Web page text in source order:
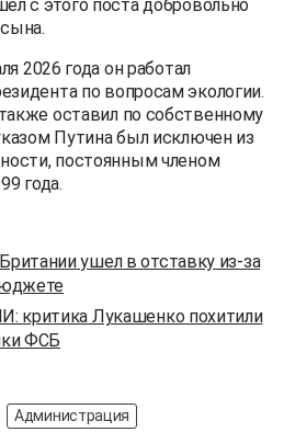
с этого поста добровольно
2026 года он работал
по вопросам экологии.
оставил по собственному
Путина был исключен из
постоянным членом
года.
ушел в отставку из-за
критика Лукашенко похитили
ФСБ
Администрация